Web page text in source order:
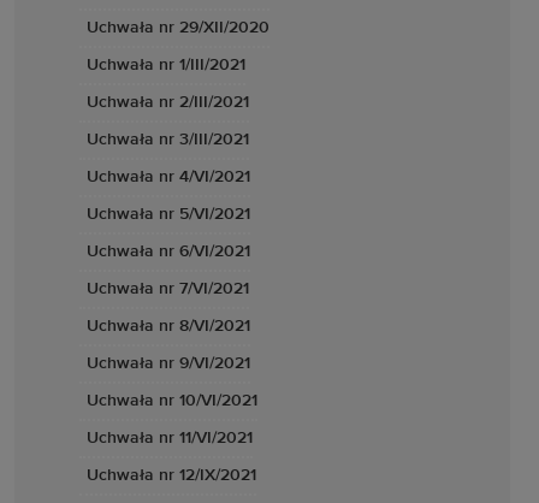
Uchwała nr 29/XII/2020
Uchwała nr 1/III/2021
Uchwała nr 2/III/2021
Uchwała nr 3/III/2021
Uchwała nr 4/VI/2021
Uchwała nr 5/VI/2021
Uchwała nr 6/VI/2021
Uchwała nr 7/VI/2021
Uchwała nr 8/VI/2021
Uchwała nr 9/VI/2021
Uchwała nr 10/VI/2021
Uchwała nr 11/VI/2021
Uchwała nr 12/IX/2021